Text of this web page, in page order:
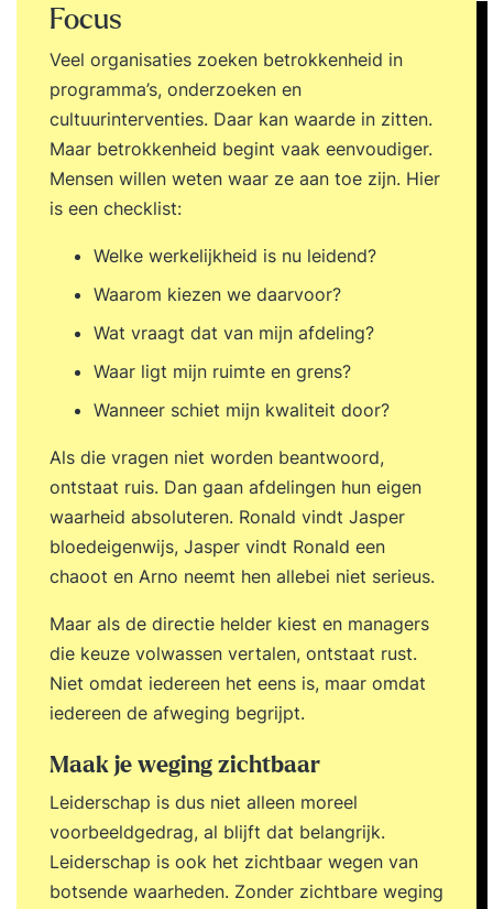
Focus
Veel organisaties zoeken betrokkenheid in
programma’s, onderzoeken en
cultuurinterventies. Daar kan waarde in zitten.
Maar betrokkenheid begint vaak eenvoudiger.
Mensen willen weten waar ze aan toe zijn. Hier
is een checklist:
Welke werkelijkheid is nu leidend?
Waarom kiezen we daarvoor?
Wat vraagt dat van mijn afdeling?
Waar ligt mijn ruimte en grens?
Wanneer schiet mijn kwaliteit door?
Als die vragen niet worden beantwoord,
ontstaat ruis. Dan gaan afdelingen hun eigen
waarheid absoluteren. Ronald vindt Jasper
bloedeigenwijs, Jasper vindt Ronald een
chaoot en Arno neemt hen allebei niet serieus.
Maar als de directie helder kiest en managers
die keuze volwassen vertalen, ontstaat rust.
Niet omdat iedereen het eens is, maar omdat
iedereen de afweging begrijpt.
Maak je weging zichtbaar
Leiderschap is dus niet alleen moreel
voorbeeldgedrag, al blijft dat belangrijk.
Leiderschap is ook het zichtbaar wegen van
botsende waarheden. Zonder zichtbare weging